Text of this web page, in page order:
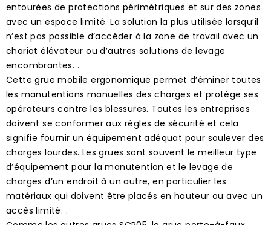
entourées de protections périmétriques et sur des zones
avec un espace limité. La solution la plus utilisée lorsqu’il
n’est pas possible d’accéder à la zone de travail avec un
chariot élévateur ou d’autres solutions de levage
encombrantes. .
Cette grue mobile ergonomique permet d’éminer toutes
les manutentions manuelles des charges et protège ses
opérateurs contre les blessures. Toutes les entreprises
doivent se conformer aux règles de sécurité et cela
signifie fournir un équipement adéquat pour soulever des
charges lourdes. Les grues sont souvent le meilleur type
d’équipement pour la manutention et le levage de
charges d’un endroit à un autre, en particulier les
matériaux qui doivent être placés en hauteur ou avec un
accès limité. .